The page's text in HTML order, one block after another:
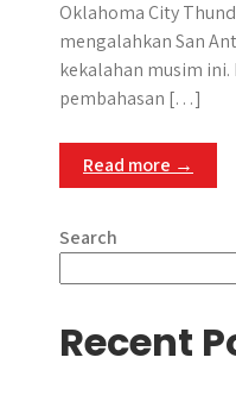
Oklahoma City
mengalahkan San
kekalahan musim ini.
pembahasan […]
Read more →
Search
Recent